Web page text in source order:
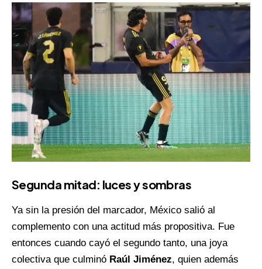
Segunda mitad: luces y sombras
Ya sin la presión del marcador, México salió al
complemento con una actitud más propositiva. Fue
entonces cuando cayó el segundo tanto, una joya
colectiva que culminó Raúl Jiménez, quien además